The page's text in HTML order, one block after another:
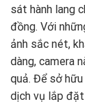
sát hành lang
đồng. Với
ảnh sắc nét,
dàng, camera
quả. Để sở
dịch vụ lắp đặt